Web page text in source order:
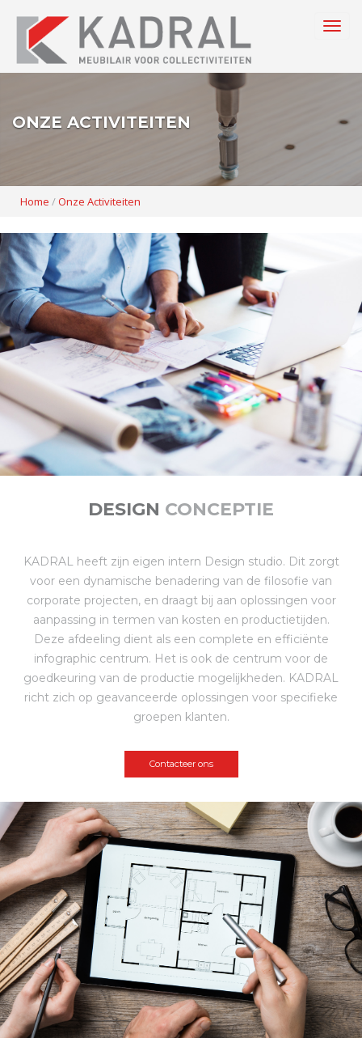
ONZE ACTIVITEITEN
Home /Onze Activiteiten
DESIGN CONCEPTIE
KADRAL heeft zijn eigen intern Design studio. Dit zorgt
voor een dynamische benadering van de filosofie van
corporate projecten, en draagt bij aan oplossingen voor
aanpassing in termen van kosten en productietijden.
Deze afdeeling dient als een complete en efficiënte
infographic centrum. Het is ook de centrum voor de
goedkeuring van de productie mogelijkheden. KADRAL
richt zich op geavanceerde oplossingen voor specifieke
groepen klanten.
Contacteer ons